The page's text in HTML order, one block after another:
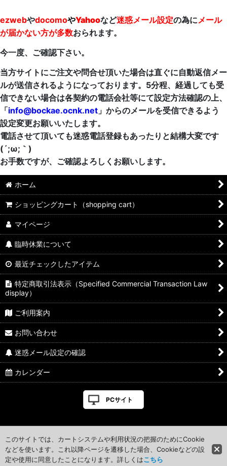
ezwebやdocomoやYahooなど迷惑メール設定の為に メール
が届かない方が多数おられます。
今一度、ご確認下さい。
当方サイトにご注文や問合せ頂いた場合は直ぐに自動返信メー
ルが送信されるようになっております。5分程、経過しても受
信できない場合は各契約の電話会社等にて設定方法確認の上、
「info@bockae.ocnk.net 」からのメールを受信できるよう
設定変更お願いいたします。
電話させて頂いても迷惑電話登録もあったりと結構大変です
(´;ω;｀)
お手数ですが、ご確認よろしくお願いします。
ホーム
ショッピングカート（shopping cart）
マイページ
臨時休業について
最近チェックしたアイテム
特定商取引法表示（Specified Commercial Transaction Law
display）
ご利用案内
お問い合わせ
迷惑メール設定の確認
カレンダー
PCサイト
このサイトでは、カートシステムや利用状況の把握のためにCookie
などを使います。これ以降ページを遷移した場合、Cookieなどの設
定や使用に同意したことになります。詳しくはこちら